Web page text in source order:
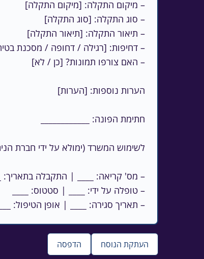
– תאריך סגירה: ____ | אופן הטיפול: ____
העתקת הנוסח הדפסה